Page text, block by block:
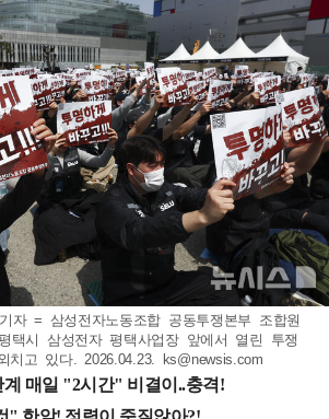
자 = 삼성전자노동조합 공동투쟁본부 조합원
택시 삼성전자 평택사업장 앞에서 열린 투쟁
치고 있다. 2026.04.23.
ks@newsis.com